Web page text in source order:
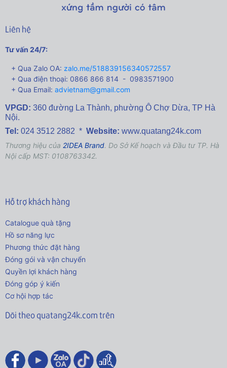
Liên hệ
Tư vấn 24/7:
+ Qua Zalo OA: zalo.me/518839156340572557
+ Qua điện thoại: 0866 866 814 - 0983571900
+ Qua Email: advietnam@gmail.com
VPGD: 360 đường La Thành, phường Ô Chợ Dừa, TP Hà
Nội.
Tel: 024 3512 2882 * Website: www.quatang24k.com
Thương hiệu của 2IDEA Brand. Do Sở Kế hoạch và Đầu tư TP. Hà
Nội cấp MST: 0108763342.
Hỗ trợ khách hàng
Catalogue quà tặng
Hồ sơ năng lực
Phương thức đặt hàng
Đóng gói và vận chuyển
Quyền lợi khách hàng
Đóng góp ý kiến
Cơ hội hợp tác
Dõi theo quatang24k.com trên